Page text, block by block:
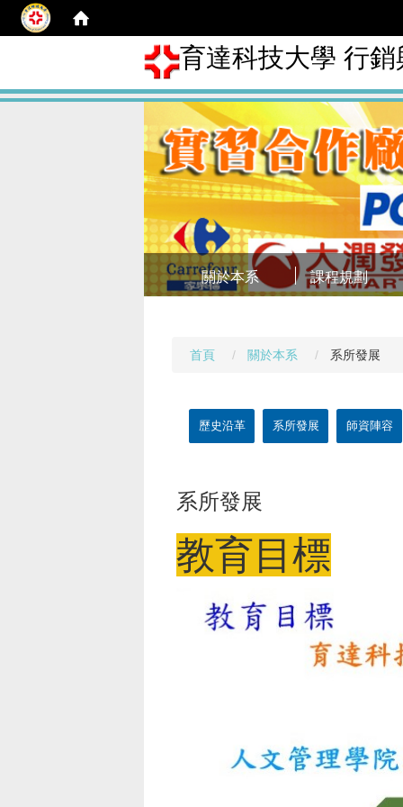
育達科技大學 行
關於本系 課程規劃
首頁 關於本系 系所發展
歷史沿革 系所發展 師資陣容
系所發展
教育目標